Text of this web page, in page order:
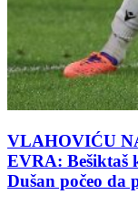
VLAHOVIĆU
EVRA: Bešiktaš
Dušan počeo da